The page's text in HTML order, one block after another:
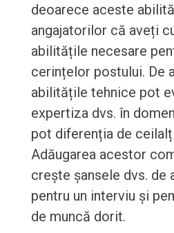
deoarece aceste
angajatorilor că aveți
abilitățile necesare
cerințelor postului. De
abilitățile tehnice pot
expertiza dvs. în
pot diferenția de
Adăugarea acestor
crește șansele dvs. de
pentru un interviu și
de muncă dorit.